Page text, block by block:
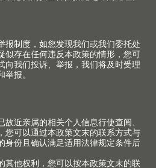
Video
您的个人联系人会进一步帮助
答能给您一些帮助。